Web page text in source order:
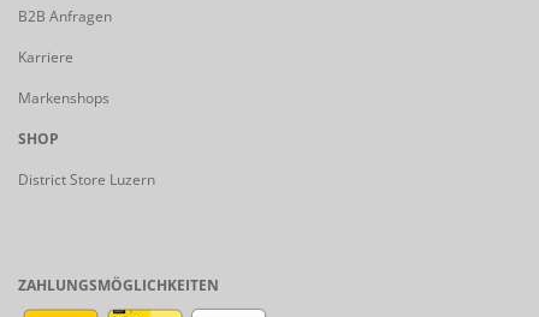
B2B Anfragen
Karriere
Markenshops
SHOP
District Store Luzern
ZAHLUNGSMÖGLICHKEITEN